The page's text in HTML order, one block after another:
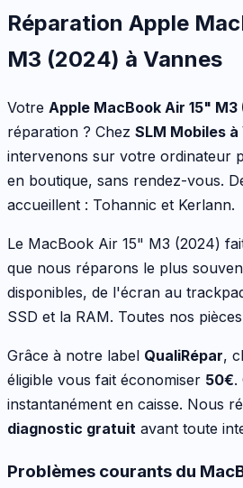
Réparation Apple
M3 (2024) à Vannes
Votre Apple MacBook Air 15" M3
réparation ? Chez SLM Mobiles à
intervenons sur votre ordinateur
en boutique, sans rendez-vous.
accueillent : Tohannic et Kerlann.
Le MacBook Air 15" M3 (2024)
que nous réparons le plus
disponibles, de l'écran au
SSD et la RAM. Toutes nos
Grâce à notre label QualiRépar,
éligible vous fait économiser 50€.
instantanément en caisse. Nous
diagnostic gratuit avant toute
Problèmes courants du